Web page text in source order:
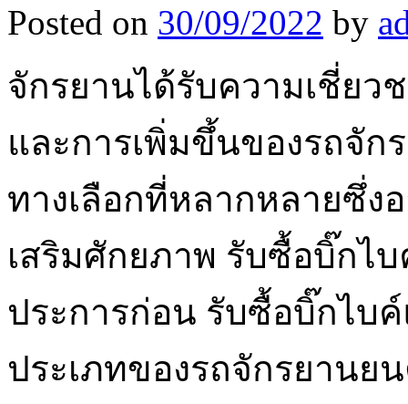
Posted on 30/09/2022 by
จักรยานได้รับความเชี่ย
และการเพิ่มขึ้นของรถจัก
ทางเลือกที่หลากหลายซึ่ง
เสริมศักยภาพ รับซื้อบิ๊กไ
ประการก่อน รับซื้อบิ๊กไบ
ประเภทของรถจักรยานย